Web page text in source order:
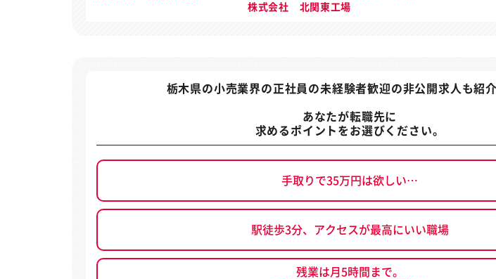
株式会社 北関東工場
栃木県の小売業界の正社員の未経験者歓迎の非公開求人 も紹
あなたが転職先に
求めるポイントをお選びください。
手取りで35万円は欲しい…
駅徒歩3分、アクセスが最高にいい職場
残業は月5時間まで。